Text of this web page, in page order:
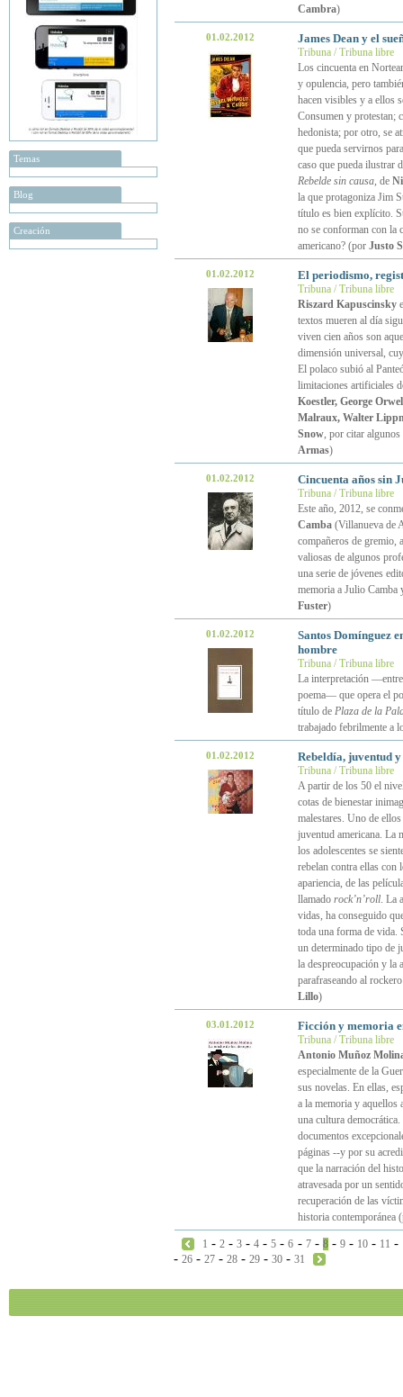
Temas
Blog
Creación
Cambra)
01.02.2012 James Dean y el
Tribuna / Tribuna libre
Los cincuenta en
y opulencia, pero
hacen visibles y a ellos
Consumen y protestan;
hedonista; por otro, se
que pueda servirnos
caso que pueda ilustrar
Rebelde sin causa, de
la que protagoniza Jim
título es bien explícito.
no se conforman con la
americano? (por Justo
01.02.2012 El periodismo,
Tribuna / Tribuna libre
Riszard Kapuscinsky
textos mueren al día
viven cien años son
dimensión universal,
El polaco subió al
limitaciones artificiales
Koestler, George
Malraux, Walter
Snow, por citar
Armas)
01.02.2012 Cincuenta años sin
Tribuna / Tribuna libre
Este año, 2012, se
Camba(Villanueva de
compañeros de gremio,
valiosas de algunos
una serie de jóvenes
memoria a Julio Camba
Fuster)
01.02.2012
Santos Domínguez
hombre
Tribuna / Tribuna libre
La interpretación
poema— que opera el
título de Plaza de la
trabajado febrilmente a
01.02.2012 Rebeldía, juventud
Tribuna / Tribuna libre
A partir de los 50 el
cotas de bienestar
malestares. Uno de
juventud americana. La
los adolescentes se
rebelan contra ellas con
apariencia, de las
llamado rock’n’roll. La
vidas, ha conseguido
toda una forma de vida.
un determinado tipo de
la despreocupación y la
parafraseando al
Lillo)
03.01.2012 Ficción y memoria
Tribuna / Tribuna libre
Antonio Muñoz
especialmente de la
sus novelas. En ellas,
a la memoria y aquellos
una cultura
documentos
páginas --y por su
que la narración del
atravesada por un
recuperación de las
historia contemporánea
1 -2 -3 -4 -5 -6 - 7- 8- 9- 10- 11 -
- 26 - 27 - 28 - 29 - 30 - 31